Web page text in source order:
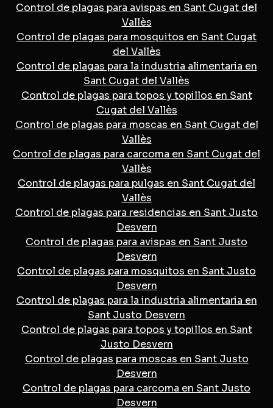
Control de plagas para avispas en Sant Cugat del
Vallès
Control de plagas para mosquitos en Sant Cugat
del Vallès
Control de plagas para la industria alimentaria en
Sant Cugat del Vallès
Control de plagas para topos y topillos en Sant
Cugat del Vallès
Control de plagas para moscas en Sant Cugat del
Vallès
Control de plagas para carcoma en Sant Cugat del
Vallès
Control de plagas para pulgas en Sant Cugat del
Vallès
Control de plagas para residencias en Sant Justo
Desvern
Control de plagas para avispas en Sant Justo
Desvern
Control de plagas para mosquitos en Sant Justo
Desvern
Control de plagas para la industria alimentaria en
Sant Justo Desvern
Control de plagas para topos y topillos en Sant
Justo Desvern
Control de plagas para moscas en Sant Justo
Desvern
Control de plagas para carcoma en Sant Justo
Desvern